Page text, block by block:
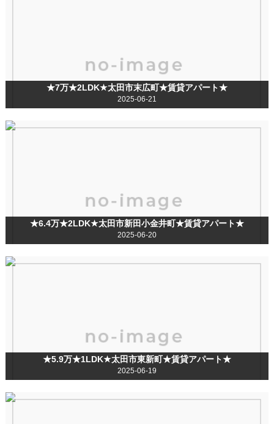
★7万★2LDK★太田市末広町★賃貸アパート★
2025-06-21
★6.4万★2LDK★太田市新田小金井町★賃貸アパート★
2025-06-20
★5.9万★1LDK★太田市東新町★賃貸アパート★
2025-06-19